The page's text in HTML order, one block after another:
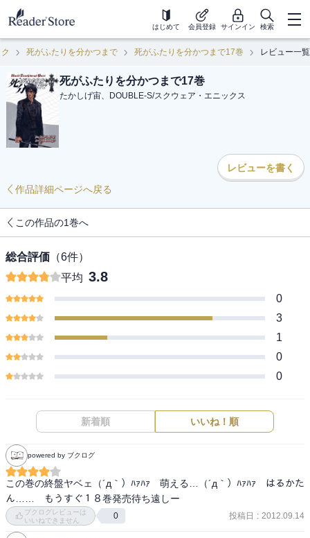
はじめて 会員登録 サインイン 検索
死がふたりを分かつまで 死がふたりを分かつまで17巻 レビュー一覧
死がふたりを分かつまで17巻
たかしげ宙、DOUBLE-S/スクウェア・エニックス
レビューを書く
作品詳細ページへ戻る
この作品の1巻へ
総合評価 （6件）
平均 3.8
0
3
1
0
0
新着順 いいね！順
powered by ブクログ
この巻の終盤ヤベェ（´д｀）ﾊｧﾊｧ　萌える…（´д｀）ﾊｧﾊｧ　はるかた
ん……　もうすぐ１８巻発売待ち遠しー
ブクログレビューは
いいねできません
0 投稿日 : 2012.09.14